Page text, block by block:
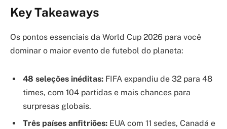
Key Takeaways
Os pontos essenciais da World Cup 2026 para você
dominar o maior evento de futebol do planeta:
48 seleções inéditas: FIFA expandiu de 32 para 48
times, com 104 partidas e mais chances para
surpresas globais.
Três países anfitriões: EUA com 11 sedes, Canadá e